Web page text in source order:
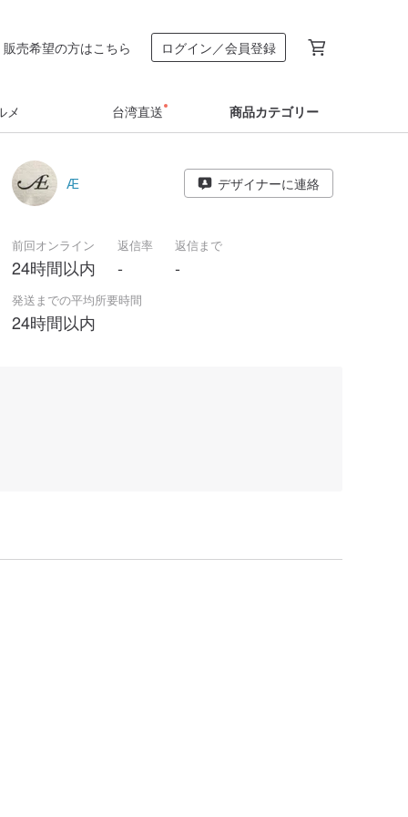
販売希望の方はこちら ログイン／会員登録
メ 台湾直送 商品カテゴリー
Æ デザイナーに連絡
前回オンライン
24時間以内
返信率
-
返信まで
-
発送までの平均所要時間
24時間以内